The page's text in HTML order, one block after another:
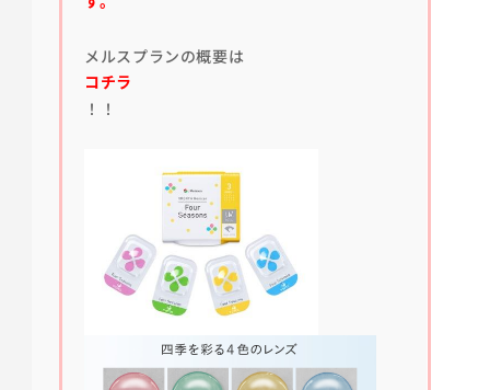
メルスプランの概要は
コチラ
！！